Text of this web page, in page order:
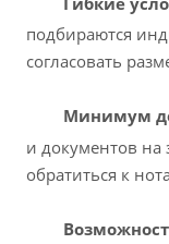
подбираются
согласовать
Минимум
и документов на
обратиться к